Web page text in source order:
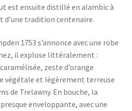
est ensuite distillé en alambic à
d’une tradition centenaire.
1753 s’annonce avec une robe
il explose littéralement :
zeste d’orange
végétale et légèrement terreuse
de Trelawny. En bouche, la
enveloppante, avec une